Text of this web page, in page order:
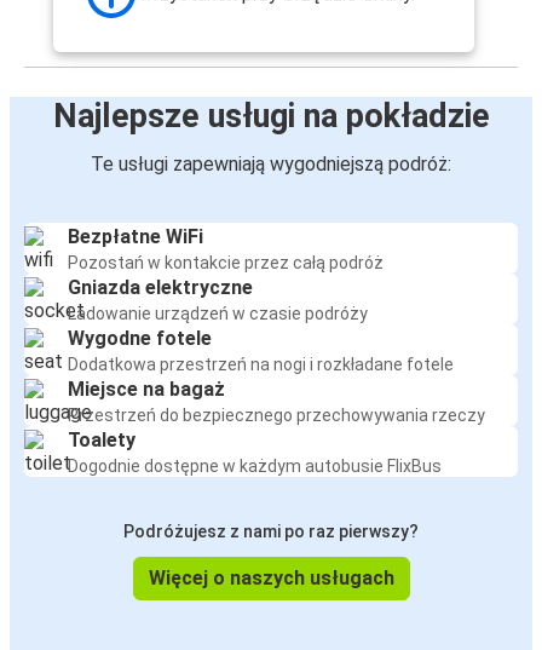
Najlepsze usługi na pokładzie
Te usługi zapewniają wygodniejszą podróż:
Bezpłatne WiFi
Pozostań w kontakcie przez całą podróż
Gniazda elektryczne
Ładowanie urządzeń w czasie podróży
Wygodne fotele
Dodatkowa przestrzeń na nogi i rozkładane fotele
Miejsce na bagaż
Przestrzeń do bezpiecznego przechowywania rzeczy
Toalety
Dogodnie dostępne w każdym autobusie FlixBus
Podróżujesz z nami po raz pierwszy?
Więcej o naszych usługach